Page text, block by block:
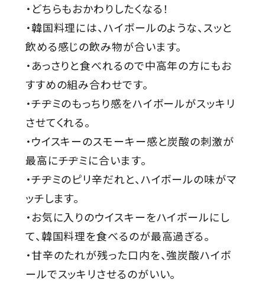
・どちらもおかわりしたくなる！
・韓国料理には、ハイボールのような、スッと
飲める感じの飲み物が合います。
・あっさりと食べれるので中高年の方にもお
すすめの組み合わせです。
・チヂミのもっちり感をハイボールがスッキリ
させてくれる。
・ウイスキーのスモーキー感と炭酸の刺激が
最高にチヂミに合います。
・チヂミのピリ辛だれと、ハイボールの味がマ
ッチします。
・お気に入りのウイスキーをハイボールにし
て、韓国料理を食べるのが最高過ぎる。
・甘辛のたれが残った口内を、強炭酸ハイボ
ールでスッキリさせるのがいい。